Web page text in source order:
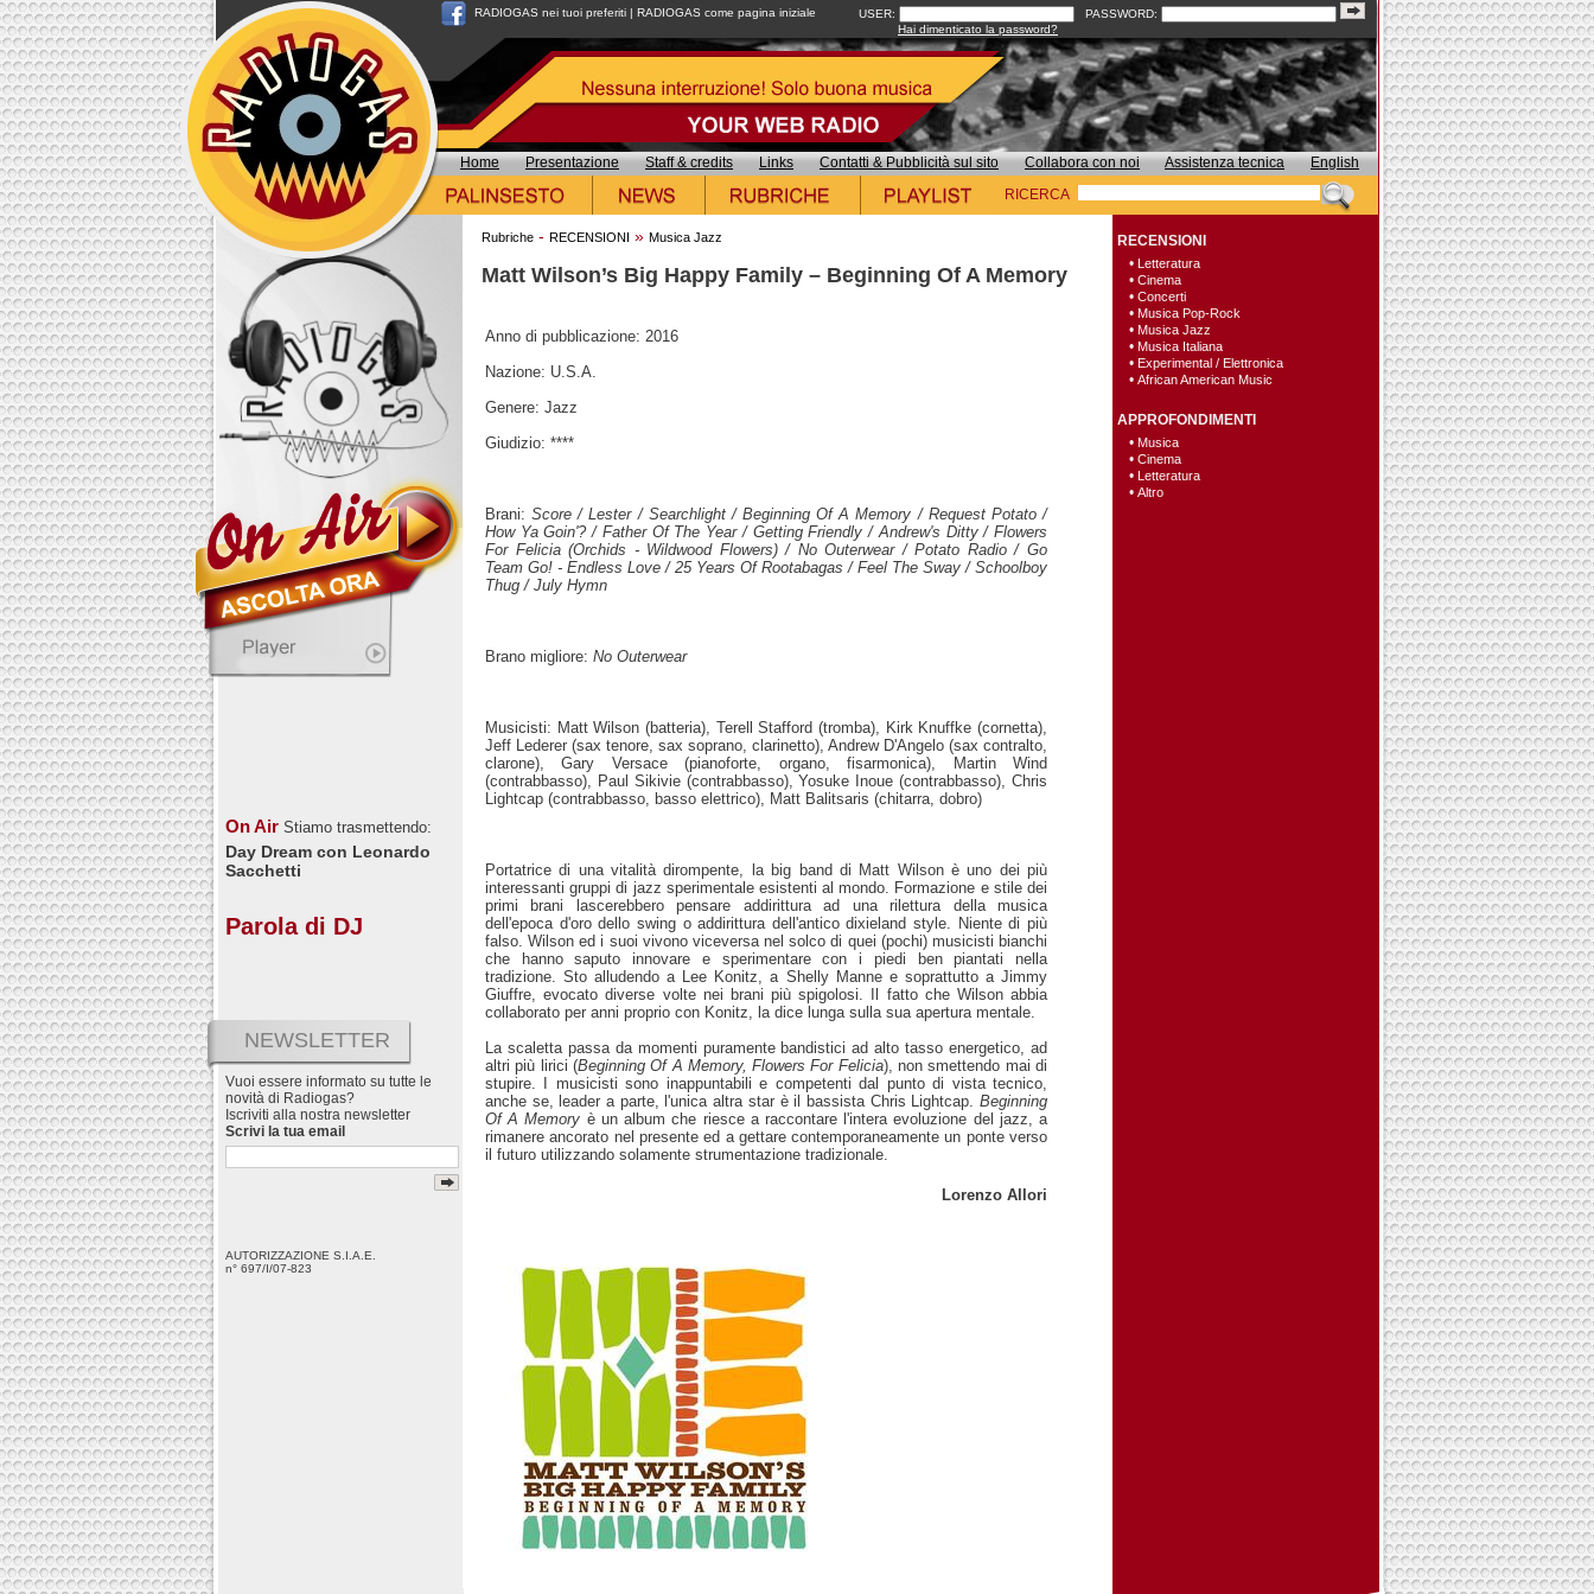
RADIOGAS nei tuoi preferiti | RADIOGAS come pagina iniziale USER:
PASSWORD:
Hai dimenticato la password?
Home Presentazione Staff & credits Links Contatti & Pubblicità sul sito Collabora con noi Assistenza tecnica
English
RICERCA
On Air Stiamo trasmettendo:
Day Dream con Leonardo
Sacchetti
Parola di DJ
NEWSLETTER
Vuoi essere informato su tutte le
novità di Radiogas?
Iscriviti alla nostra newsletter
Scrivi la tua email
AUTORIZZAZIONE S.I.A.E.
n° 697/I/07-823
Rubriche - RECENSIONI » Musica Jazz
Matt Wilson’s Big Happy Family – Beginning Of A Memory
Anno di pubblicazione: 2016
Nazione: U.S.A.
Genere: Jazz
Giudizio: ****
Brani:Score / Lester / Searchlight / Beginning Of A Memory / Request Potato /
How Ya Goin'? / Father Of The Year / Getting Friendly / Andrew's Ditty / Flowers
For Felicia (Orchids - Wildwood Flowers) / No Outerwear / Potato Radio / Go
Team Go! - Endless Love / 25 Years Of Rootabagas / Feel The Sway / Schoolboy
Thug / July Hymn
Brano migliore: No Outerwear
Musicisti: Matt Wilson (batteria), Terell Stafford (tromba), Kirk Knuffke (cornetta),
Jeff Lederer (sax tenore, sax soprano, clarinetto), Andrew D'Angelo (sax contralto,
clarone), Gary Versace (pianoforte, organo, fisarmonica), Martin Wind
(contrabbasso), Paul Sikivie (contrabbasso), Yosuke Inoue (contrabbasso), Chris
Lightcap (contrabbasso, basso elettrico), Matt Balitsaris (chitarra, dobro)
Portatrice di una vitalità dirompente, la big band di Matt Wilson è uno dei più
interessanti gruppi di jazz sperimentale esistenti al mondo. Formazione e stile dei
primi brani lascerebbero pensare addirittura ad una rilettura della musica
dell'epoca d'oro dello swing o addirittura dell'antico dixieland style. Niente di più
falso. Wilson ed i suoi vivono viceversa nel solco di quei (pochi) musicisti bianchi
che hanno saputo innovare e sperimentare con i piedi ben piantati nella
tradizione. Sto alludendo a Lee Konitz, a Shelly Manne e soprattutto a Jimmy
Giuffre, evocato diverse volte nei brani più spigolosi. Il fatto che Wilson abbia
collaborato per anni proprio con Konitz, la dice lunga sulla sua apertura mentale.
La scaletta passa da momenti puramente bandistici ad alto tasso energetico, ad
altri più lirici (Beginning Of A Memory, Flowers For Felicia), non smettendo mai di
stupire. I musicisti sono inappuntabili e competenti dal punto di vista tecnico,
anche se, leader a parte, l'unica altra star è il bassista Chris Lightcap. Beginning
Of A Memory è un album che riesce a raccontare l'intera evoluzione del jazz, a
rimanere ancorato nel presente ed a gettare contemporaneamente un ponte verso
il futuro utilizzando solamente strumentazione tradizionale.
Lorenzo Allori
RECENSIONI
• Letteratura
• Cinema
• Concerti
• Musica Pop-Rock
• Musica Jazz
• Musica Italiana
• Experimental / Elettronica
• African American Music
APPROFONDIMENTI
• Musica
• Cinema
• Letteratura
• Altro